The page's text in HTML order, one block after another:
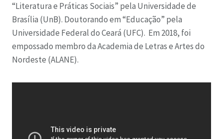
“Literatura e Práticas Sociais” pela Universidade de
Brasília (UnB). Doutorando em “Educação” pela
Universidade Federal do Ceará (UFC). Em 2018, foi
empossado membro da Academia de Letras e Artes do
Nordeste (ALANE).